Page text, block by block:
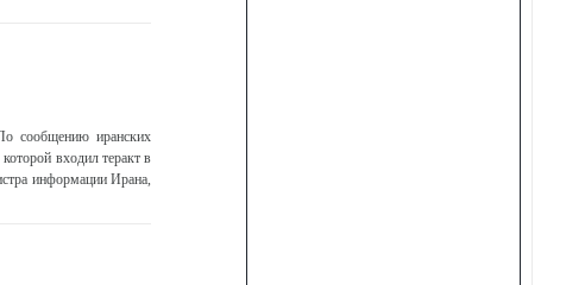
сообщению иранских
входил теракт в
информации Ирана,